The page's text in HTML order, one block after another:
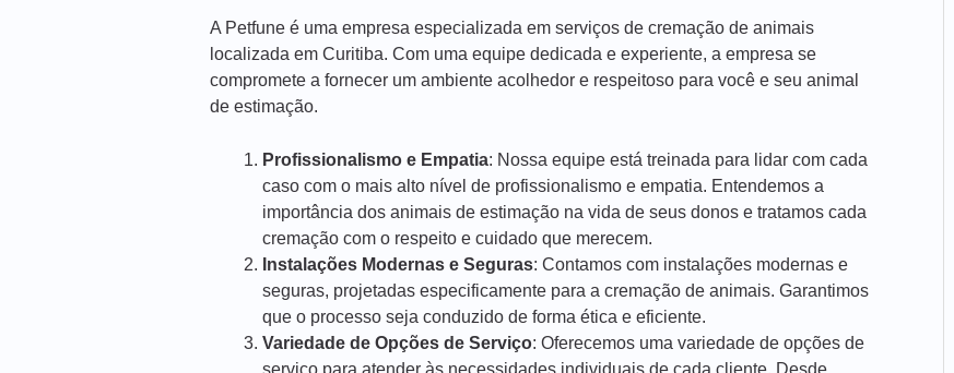
A Petfune é uma empresa especializada em serviços de cremação de animais
localizada em Curitiba. Com uma equipe dedicada e experiente, a empresa se
compromete a fornecer um ambiente acolhedor e respeitoso para você e seu animal
de estimação.
Profissionalismo e Empatia: Nossa equipe está treinada para lidar com cada
caso com o mais alto nível de profissionalismo e empatia. Entendemos a
importância dos animais de estimação na vida de seus donos e tratamos cada
cremação com o respeito e cuidado que merecem.
Instalações Modernas e Seguras: Contamos com instalações modernas e
seguras, projetadas especificamente para a cremação de animais. Garantimos
que o processo seja conduzido de forma ética e eficiente.
Variedade de Opções de Serviço: Oferecemos uma variedade de opções de